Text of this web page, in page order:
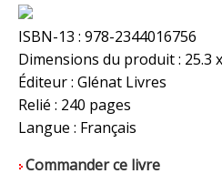
ISBN-13 : 978-2344016756
Dimensions du produit : 25.3
Éditeur : Glénat Livres
Relié : 240 pages
Langue : Français
Commander ce livre